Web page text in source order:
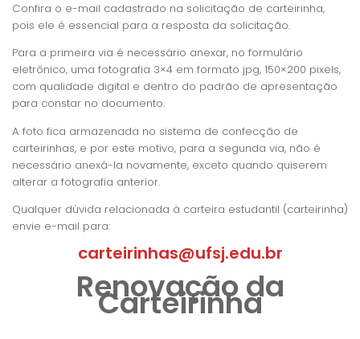
Confira o e-mail cadastrado na solicitação de carteirinha,
pois ele é essencial para a resposta da solicitação.
Para a primeira via é necessário anexar, no formulário
eletrônico, uma fotografia 3×4 em formato jpg, 150×200 pixels,
com qualidade digital e dentro do padrão de apresentação
para constar no documento.
A foto fica armazenada no sistema de confecção de
carteirinhas, e por este motivo, para a segunda via, não é
necessário anexá-la novamente, exceto quando quiserem
alterar a fotografia anterior.
Qualquer dúvida relacionada à carteira estudantil (carteirinha)
envie e-mail para:
carteirinhas@ufsj.edu.br
Renovação da
Carteirinha